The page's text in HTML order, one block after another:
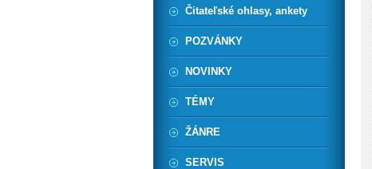
Čitateľské ohlasy, ankety
POZVÁNKY
NOVINKY
TÉMY
ŽÁNRE
SERVIS